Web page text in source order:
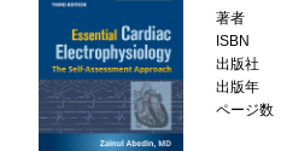
著者
ISBN
出版社
出版年
ページ数